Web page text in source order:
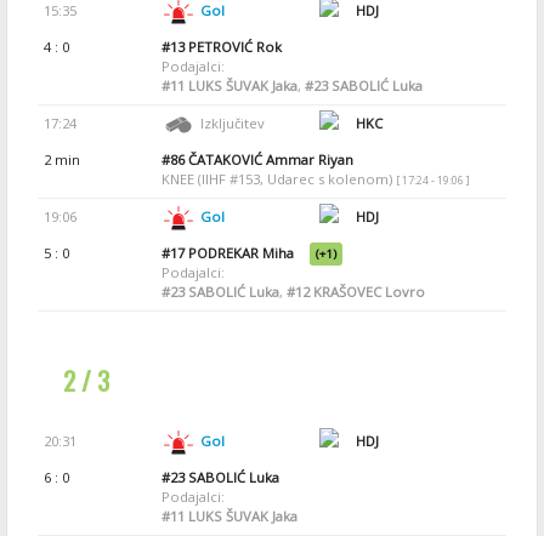
15:35 Gol
HDJ
4 : 0
#13PETROVIĆ Rok
Podajalci:
#11 LUKS ŠUVAK Jaka, #23SABOLIĆ Luka
17:24 Izključitev
HKC
2 min
#86ČATAKOVIĆ Ammar Riyan
KNEE (IIHF #153, Udarec s kolenom) [ 17:24 - 19:06 ]
19:06 Gol
HDJ
5 : 0
#17PODREKAR Miha (+1)
Podajalci:
#23SABOLIĆ Luka, #12KRAŠOVEC Lovro
2 / 3
20:31 Gol
HDJ
6 : 0
#23SABOLIĆ Luka
Podajalci:
#11 LUKS ŠUVAK Jaka